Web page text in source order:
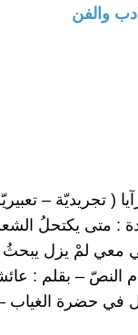
والفن
( تجريديّة –